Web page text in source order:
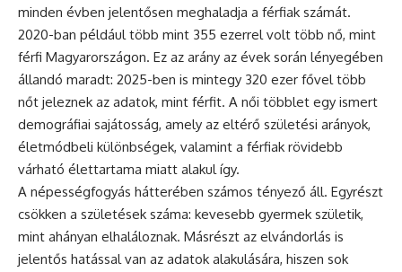
minden évben jelentősen meghaladja a férfiak számát.
2020-ban például több mint 355 ezerrel volt több nő, mint
férfi Magyarországon. Ez az arány az évek során lényegében
állandó maradt: 2025-ben is mintegy 320 ezer fővel több
nőt jeleznek az adatok, mint férfit. A női többlet egy ismert
demográfiai sajátosság, amely az eltérő születési arányok,
életmódbeli különbségek, valamint a férfiak rövidebb
várható élettartama miatt alakul így.
A népességfogyás hátterében számos tényező áll. Egyrészt
csökken a születések száma: kevesebb gyermek születik,
mint ahányan elhaláloznak. Másrészt az elvándorlás is
jelentős hatással van az adatok alakulására, hiszen sok